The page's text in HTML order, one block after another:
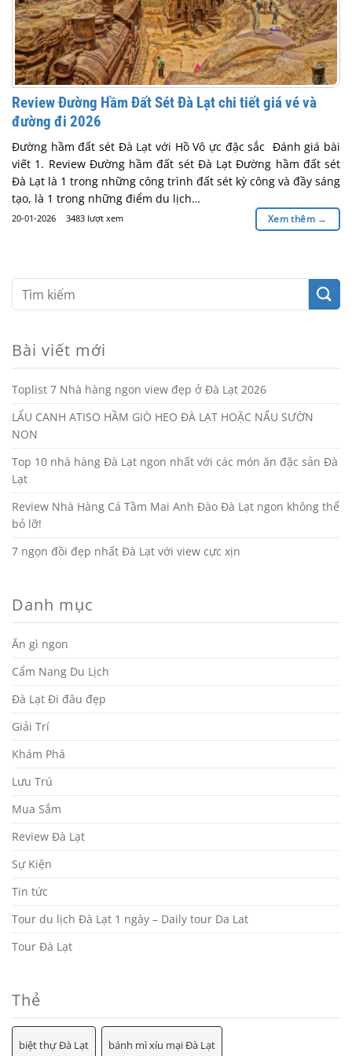
Review Đường Hầm Đất Sét Đà Lạt chi tiết giá vé và
đường đi 2026
Đường hầm đất sét Đà Lạt với Hồ Vô ực đặc sắc Đánh giá bài
viết 1. Review Đường hầm đất sét Đà Lạt Đường hầm đất sét
Đà Lạt là 1 trong những công trình đất sét kỳ công và đầy sáng
tạo, là 1 trong những điểm du lịch…
20-01-2026 3483 lượt xem Xem thêm →
Bài viết mới
Toplist 7 Nhà hàng ngon view đẹp ở Đà Lạt 2026
LẨU CANH ATISO HẦM GIÒ HEO ĐÀ LẠT HOẶC NẤU SƯỜN
NON
Top 10 nhà hàng Đà Lạt ngon nhất với các món ăn đặc sản Đà
Lạt
Review Nhà Hàng Cá Tầm Mai Anh Đào Đà Lạt ngon không thể
bỏ lỡ!
7 ngọn đồi đẹp nhất Đà Lạt với view cực xịn
Danh mục
Ăn gì ngon
Cẩm Nang Du Lịch
Đà Lạt Đi đâu đẹp
Giải Trí
Khám Phá
Lưu Trú
Mua Sắm
Review Đà Lạt
Sự Kiện
Tin tức
Tour du lịch Đà Lạt 1 ngày – Daily tour Da Lat
Tour Đà Lạt
Thẻ
biệt thự Đà Lạt bánh mì xíu mại Đà Lạt